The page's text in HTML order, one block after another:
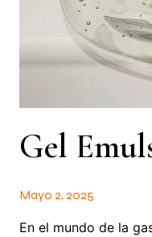
Mayo 2, 2025
En el mundo de la